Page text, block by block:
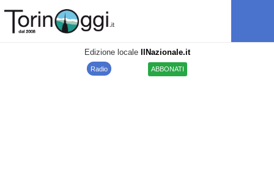
Edizione locale IlNazionale.it
Radio ABBONATI